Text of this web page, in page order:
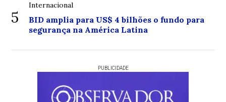
5
Internacional
BID amplia para US$ 4 bilhões o fundo para
segurança na América Latina
PUBLICIDADE